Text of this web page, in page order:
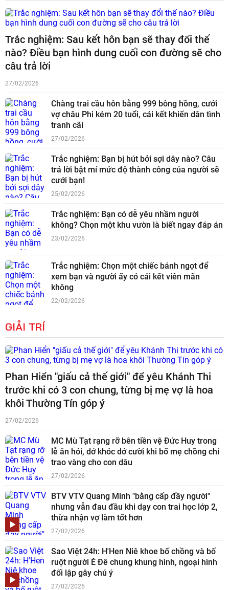
Trắc nghiệm: Sau kết hôn bạn sẽ thay đổi thế
nào? Điều bạn hình dung cuối con đường sẽ cho
câu trả lời
27/02/2026
Chàng trai cầu hôn bằng 999 bông hồng, cưới
vợ châu Phi kém 20 tuổi, cái kết khiến dân tình
tranh cãi
27/02/2026
Trắc nghiệm: Bạn bị hút bởi sợi dây nào? Câu
trả lời bật mí mức độ thành công của người sẽ
cưới bạn!
25/02/2026
Trắc nghiệm: Bạn có dễ yêu nhầm người
không? Chọn một khu vườn là biết ngay đáp án
23/02/2026
Trắc nghiệm: Chọn một chiếc bánh ngọt để
xem bạn và người ấy có cái kết viên mãn
không
22/02/2026
GIẢI TRÍ
Phan Hiển "giấu cả thế giới" để yêu Khánh Thi
trước khi có 3 con chung, từng bị mẹ vợ là hoa
khôi Thường Tín góp ý
27/02/2026
MC Mù Tạt rạng rỡ bên tiền vệ Đức Huy trong
lễ ăn hỏi, dở khóc dở cười khi bố mẹ chồng chỉ
trao vàng cho con dâu
27/02/2026
BTV VTV Quang Minh "bằng cấp đầy người"
nhưng vẫn đau đầu khi dạy con trai học lớp 2,
thừa nhận vợ làm tốt hơn
27/02/2026
Sao Việt 24h: H'Hen Niê khoe bố chồng và bố
ruột người Ê Đê chung khung hình, ngoại hình
đối lập gây chú ý
27/02/2026